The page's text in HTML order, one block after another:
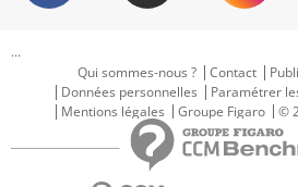
...
Qui sommes-nous ?
Contact
Données personnelles
Paramétrer
Mentions légales
Groupe Figaro ©